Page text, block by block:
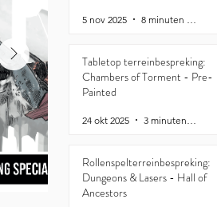
5 nov 2025
Tabletop terreinbespreking:
Chambers of Torment - Pre-
Painted
24 okt 2025
Rollenspelterreinbespreking:
Dungeons & Lasers - Hall of
Ancestors